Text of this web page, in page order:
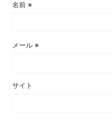
名前 ※
メール ※
サイト